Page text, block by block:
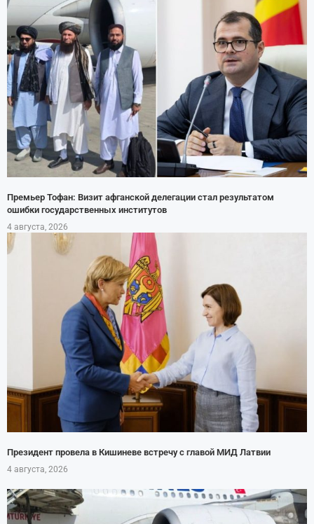
Премьер Тофан: Визит афганской делегации стал результатом
ошибки государственных институтов
4 августа, 2026
Президент провела в Кишиневе встречу с главой МИД Латвии
4 августа, 2026